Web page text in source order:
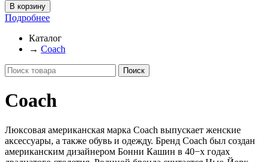
Подробнее
Каталог
→ Coach
Coach
Люксовая американская марка Coach выпускает женские
аксессуары, а также обувь и одежду. Бренд Coach был создан
американским дизайнером Бонни Кашин в 40−х годах